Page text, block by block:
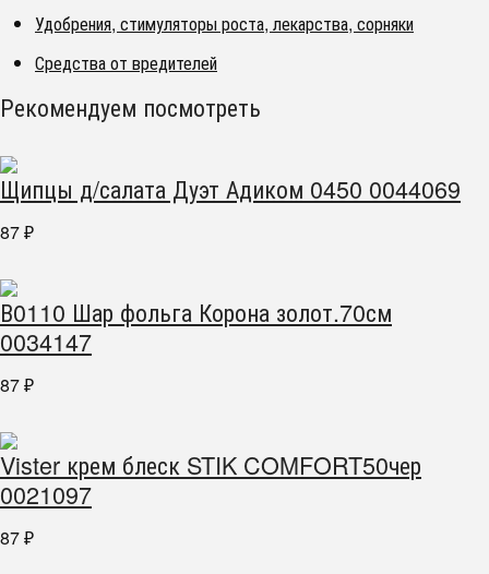
Удобрения, стимуляторы роста, лекарства, сорняки
Средства от вредителей
Рекомендуем посмотреть
Щипцы д/салата Дуэт Адиком 0450 0044069
87 ₽
В0110 Шар фольга Корона золот.70см
0034147
87 ₽
Vister крем блеск STIK COMFORT50чер
0021097
87 ₽